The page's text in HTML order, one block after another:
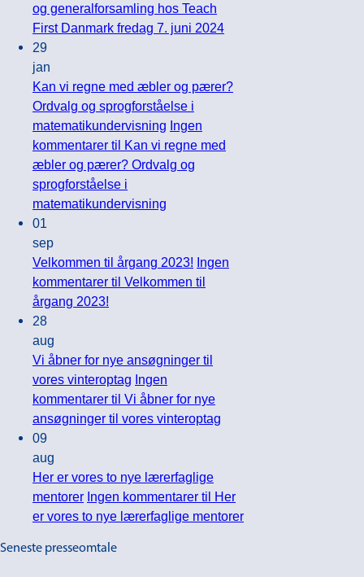
og generalforsamling hos Teach
First Danmark fredag 7. juni 2024
29
jan
Kan vi regne med æbler og pærer?
Ordvalg og sprogforståelse i
matematikundervisning Ingen
kommentarer til Kan vi regne med
æbler og pærer? Ordvalg og
sprogforståelse i
matematikundervisning
01
sep
Velkommen til årgang 2023! Ingen
kommentarer til Velkommen til
årgang 2023!
28
aug
Vi åbner for nye ansøgninger til
vores vinteroptag Ingen
kommentarer til Vi åbner for nye
ansøgninger til vores vinteroptag
09
aug
Her er vores to nye lærerfaglige
mentorer Ingen kommentarer til Her
er vores to nye lærerfaglige mentorer
Seneste presseomtale